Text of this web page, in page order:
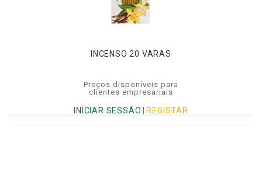
INCENSO 20 VARAS
Preços disponíveis para
clientes empresariais
INICIAR SESSÃO REGISTAR